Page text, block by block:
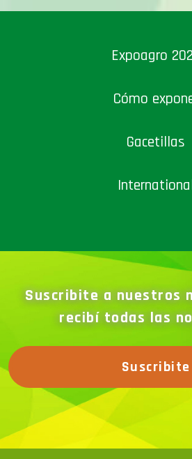
Expoagro
Cómo
Gacetillas
Suscribite a nuestros
recibí todas las
Suscribite